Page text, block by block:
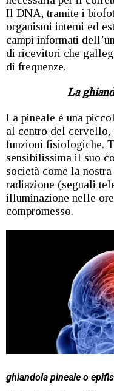
Il DNA, tramite i
organismi interni ed
campi informati
di ricevitori che
di frequenze.
La
La pineale è una
al centro del cervello,
funzioni fisiologiche.
sensibilissima il suo
società come la
radiazione (segnali
illuminazione nelle
compromesso.
ghiandola pineale o